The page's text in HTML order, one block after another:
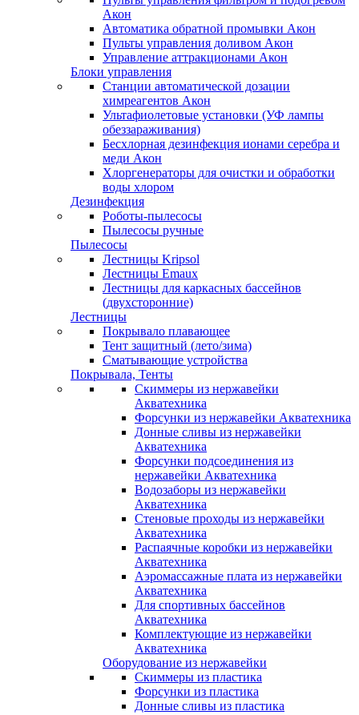
Акон
Автоматика обратной промывки Акон
Пульты управления доливом Акон
Управление аттракционами Акон
Блоки управления
Станции автоматической дозации
химреагентов Акон
Ультафиолетовые установки (УФ лампы
обеззараживания)
Бесхлорная дезинфекция ионами серебра и
меди Акон
Хлоргенераторы для очистки и обработки
воды хлором
Дезинфекция
Роботы-пылесосы
Пылесосы ручные
Пылесосы
Лестницы Kripsol
Лестницы Emaux
Лестницы для каркасных бассейнов
(двухсторонние)
Лестницы
Покрывало плавающее
Тент защитный (лето/зима)
Сматывающие устройства
Покрывала, Тенты
Скиммеры из нержавейки
Акватехника
Форсунки из нержавейки Акватехника
Донные сливы из нержавейки
Акватехника
Форсунки подсоединения из
нержавейки Акватехника
Водозаборы из нержавейки
Акватехника
Стеновые проходы из нержавейки
Акватехника
Распаячные коробки из нержавейки
Акватехника
Аэромассажные плата из нержавейки
Акватехника
Для спортивных бассейнов
Акватехника
Комплектующие из нержавейки
Акватехника
Оборудование из нержавейки
Скиммеры из пластика
Форсунки из пластика
Донные сливы из пластика